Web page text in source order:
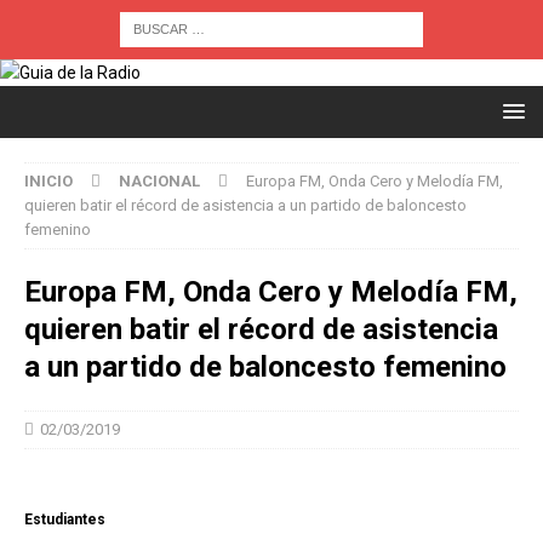
INICIO NACIONAL
Europa FM, Onda Cero y Melodía FM,
quieren batir el récord de asistencia a un partido de baloncesto
femenino
Europa FM, Onda Cero y Melodía FM,
quieren batir el récord de asistencia
a un partido de baloncesto femenino
02/03/2019
Estudiantes